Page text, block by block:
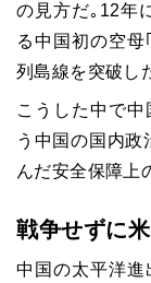
の見方だ｡ 12年
る中国初の空母
列島線を突破し
こうした中で
う中国の国内政
んだ安全保障上
戦争せずに
中国の太平洋